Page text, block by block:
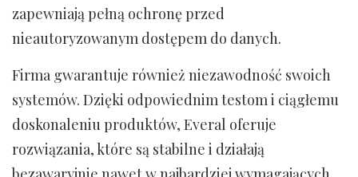
zapewniają pełną ochronę przed
nieautoryzowanym dostępem do danych.
Firma gwarantuje również niezawodność swoich
systemów. Dzięki odpowiednim testom i ciągłemu
doskonaleniu produktów, Everal oferuje
rozwiązania, które są stabilne i działają